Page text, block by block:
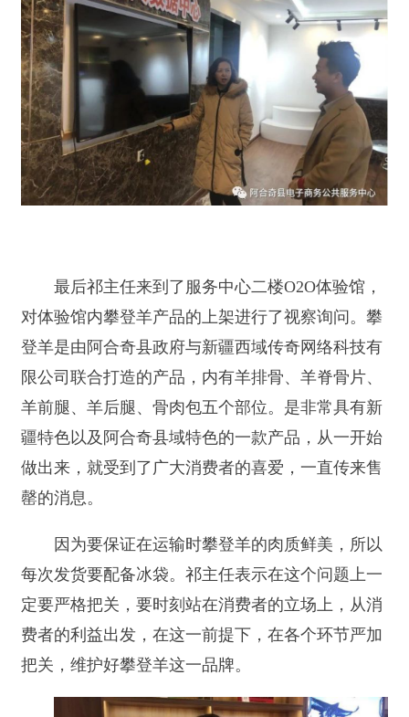
最后祁主任来到了服务中心二楼O2O体验馆，
对体验馆内攀登羊产品的上架进行了视察询问。攀
登羊是由阿合奇县政府与新疆西域传奇网络科技有
限公司联合打造的产品，内有羊排骨、羊脊骨片、
羊前腿、羊后腿、骨肉包五个部位。是非常具有新
疆特色以及阿合奇县域特色的一款产品，从一开始
做出来，就受到了广大消费者的喜爱，一直传来售
罄的消息。
定要严格把关，要时刻站在消费者的立场上，从消
费者的利益出发，在这一前提下，在各个环节严加
把关，维护好攀登羊这一品牌。